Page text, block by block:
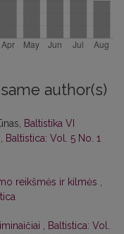
author(s)
Baltistika VI
, Baltistica: Vol. 5 No. 1
reikšmės ir kilmės ,
, Baltistica: Vol.